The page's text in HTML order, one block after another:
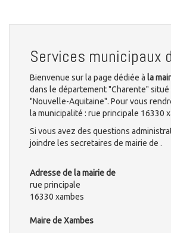
Services municipaux
Bienvenue sur la page dédiée à la
dans le département "Charente" situé
"Nouvelle-Aquitaine". Pour vous
la municipalité : rue principale 16330
Si vous avez des questions
joindre les secretaires de mairie de .
Adresse de la mairie de
rue principale
16330 xambes
Maire de Xambes